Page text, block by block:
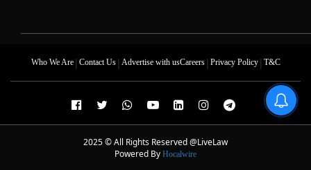
Who We Are| Contact Us| Advertise with usCareers| Privacy Policy| T&C
2025 © All Rights Reserved @LiveLaw
Powered By Hocalwire